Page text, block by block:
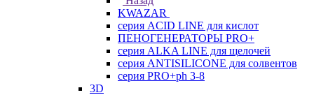
KWAZAR
серия ACID LINE для кислот
ПЕНОГЕНЕРАТОРЫ PRO+
серия ALKA LINE для щелочей
серия ANTISILICONE для солвентов
серия PRO+ph 3-8
3D